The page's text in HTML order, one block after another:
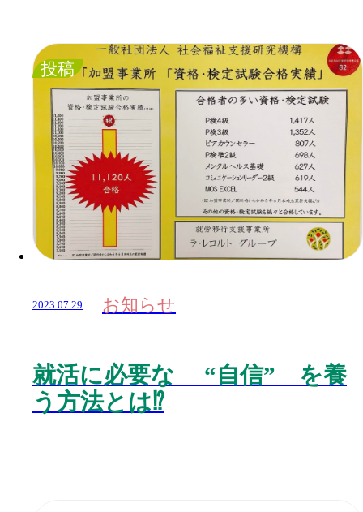
投稿
2023.07.29 お知らせ
就活に必要な “自信” を養
う方法とは⁉️